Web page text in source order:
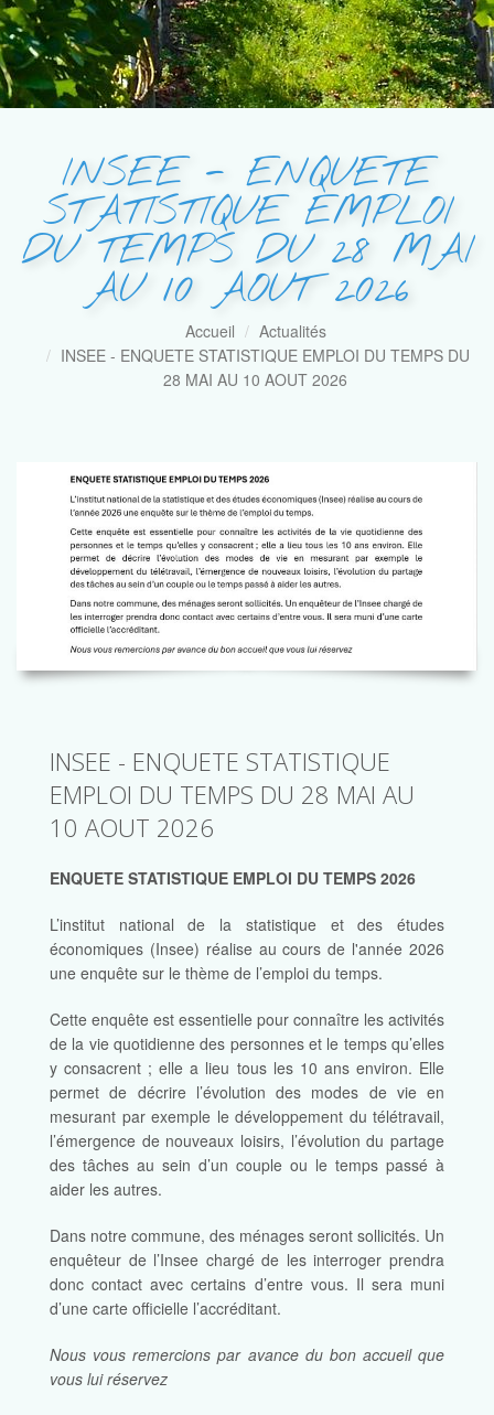
INSEE - ENQUETE
STATISTIQUE EMPLOI
DU TEMPS DU 28 MAI
AU 10 AOUT 2026
Accueil
Actualités
INSEE - ENQUETE STATISTIQUE EMPLOI DU TEMPS DU
28 MAI AU 10 AOUT 2026
INSEE - ENQUETE STATISTIQUE
EMPLOI DU TEMPS DU 28 MAI AU
10 AOUT 2026
ENQUETE STATISTIQUE EMPLOI DU TEMPS 2026
L’institut national de la statistique et des études
économiques (Insee) réalise au cours de l'année 2026
une enquête sur le thème de l’emploi du temps.
Cette enquête est essentielle pour connaître les activités
de la vie quotidienne des personnes et le temps qu’elles
y consacrent ; elle a lieu tous les 10 ans environ. Elle
permet de décrire l’évolution des modes de vie en
mesurant par exemple le développement du télétravail,
l’émergence de nouveaux loisirs, l’évolution du partage
des tâches au sein d’un couple ou le temps passé à
aider les autres.
Dans notre commune, des ménages seront sollicités. Un
enquêteur de l’Insee chargé de les interroger prendra
donc contact avec certains d’entre vous. Il sera muni
d’une carte officielle l’accréditant.
Nous vous remercions par avance du bon accueil que
vous lui réservez